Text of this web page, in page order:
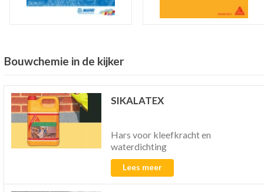
Bouwchemie in de kijker
SIKALATEX
Hars voor kleefkracht en
waterdichting
Lees meer